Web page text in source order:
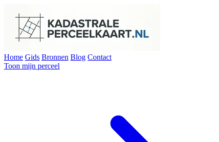
Home Gids Bronnen Blog Contact
Toon mijn perceel